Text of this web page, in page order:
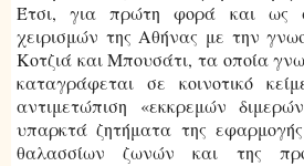
Έτσι, για πρώτη φορά και ως
χειρισμών της Αθήνας με την
Κοτζιά και Μπουσάτι, τα οποία
καταγράφεται σε κοινοτικό
αντιμετώπιση «εκκρεμών
υπαρκτά ζητήματα της
θαλασσίων ζωνών και της